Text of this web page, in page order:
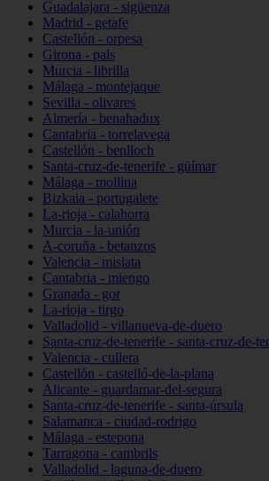
Guadalajara - sigüenza
Madrid - getafe
Castellón - orpesa
Girona - pals
Murcia - librilla
Málaga - montejaque
Sevilla - olivares
Almería - benahadux
Cantabria - torrelavega
Castellón - benlloch
Santa-cruz-de-tenerife - güímar
Málaga - mollina
Bizkaia - portugalete
La-rioja - calahorra
Murcia - la-unión
A-coruña - betanzos
Valencia - mislata
Cantabria - miengo
Granada - gor
La-rioja - tirgo
Valladolid - villanueva-de-duero
Santa-cruz-de-tenerife - santa-cruz-de-
Valencia - cullera
Castellón - castelló-de-la-plana
Alicante - guardamar-del-segura
Santa-cruz-de-tenerife - santa-úrsula
Salamanca - ciudad-rodrigo
Málaga - estepona
Tarragona - cambrils
Valladolid - laguna-de-duero